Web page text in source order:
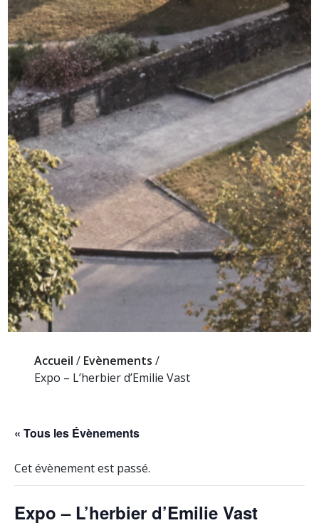
Accueil / Evènements /
Expo – L’herbier d’Emilie Vast
« Tous les Évènements
Cet évènement est passé.
Expo – L’herbier d’Emilie Vast